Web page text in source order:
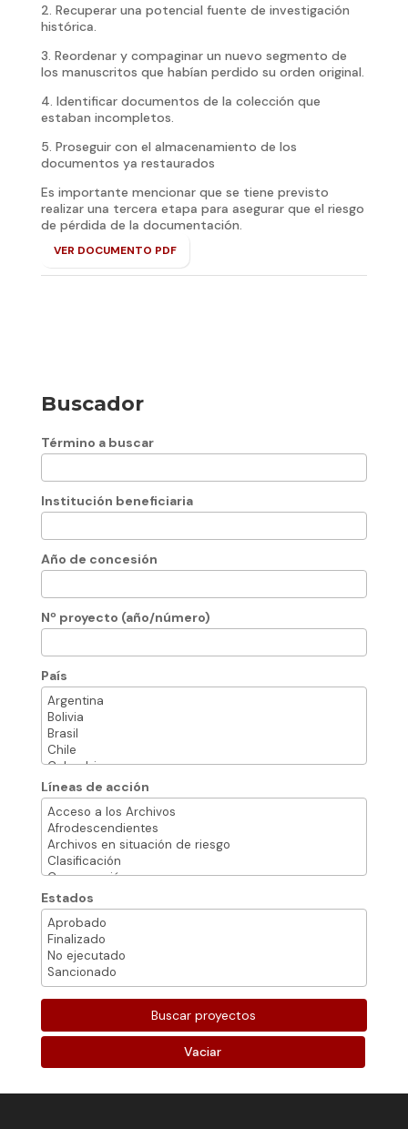
2. Recuperar una potencial fuente de investigación
histórica.
3. Reordenar y compaginar un nuevo segmento de
los manuscritos que habían perdido su orden original.
4. Identificar documentos de la colección que
estaban incompletos.
5. Proseguir con el almacenamiento de los
documentos ya restaurados
Es importante mencionar que se tiene previsto
realizar una tercera etapa para asegurar que el riesgo
de pérdida de la documentación.
VER DOCUMENTO PDF
Buscador
Término a buscar
Institución beneficiaria
Año de concesión
Nº proyecto (año/número)
País
Líneas de acción
Estados
Vaciar